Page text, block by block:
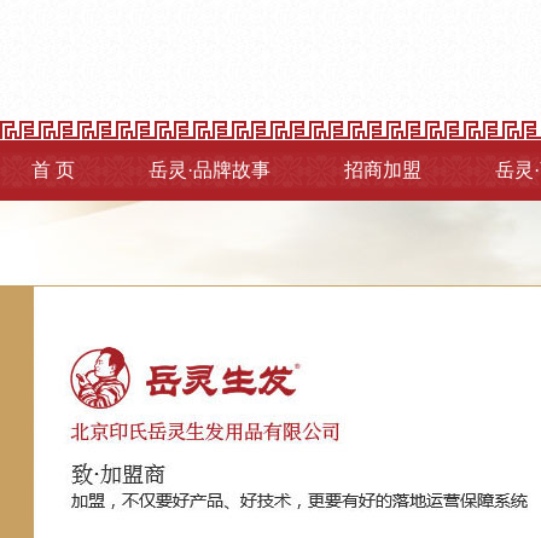
首 页 岳灵·品牌故事 招商加盟 岳灵